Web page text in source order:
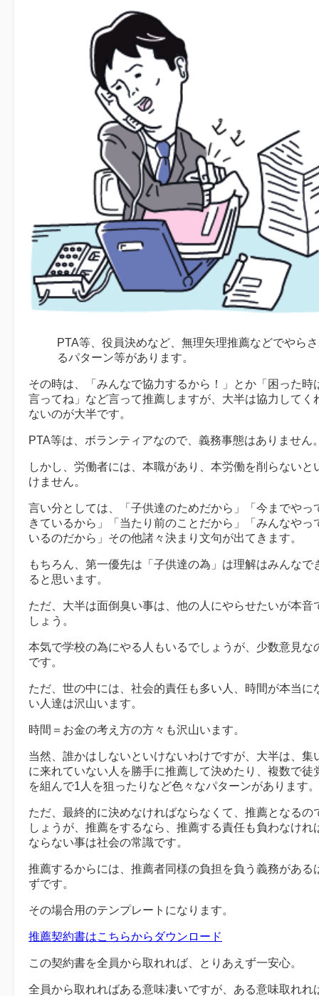
PTA等、役員決めなど、無理矢理推薦などでやら
るパターン等があります。
その時は、「みんなで協力するから！」とか「困った時
言ってね」など言って推薦しますが、大半は協力してく
ないのが大半です。
PTA等は、ボランティアなので、義務事態はありません
しかし、労働者には、本職があり、本労働を削らないと
けません。
言い分としては、「子供達のためだから」「今までやっ
きているから」「当たり前のことだから」「みんなやっ
いるのだから」その他諸々決まり文句が出てきます。
もちろん、第一優先は「子供達の為」は理解はみんなで
ると思います。
ただ、大半は面倒臭い事は、他の人にやらせたいが本音
しょう。
本気で学校の為にやる人もいるでしょうが、少数意見な
です。
ただ、世の中には、社会的責任も多い人、時間が本当に
い人達は沢山います。
時間＝お金の考え方の方々も沢山います。
当然、誰かはしないといけないわけですが、大半は、集
に来れていない人を勝手に推薦して決めたり、複数で徒
を組んで1人を狙ったりなど色々なパターンがあります。
ただ、最終的に決めなければならなくて、推薦となるの
しょうが、推薦をするなら、推薦する責任も負わなけれ
ならない事は社会の常識です。
推薦するからには、推薦者同様の負担を負う義務がある
ずです。
その場合用のテンプレートになります。
推薦契約書はこちらからダウンロード
この契約書を全員から取れれば、とりあえず一安心。
全員から取れればある意味凄いですが、ある意味取れれ